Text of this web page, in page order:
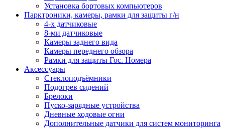
Установка бортовых компьютеров
Парктроники, камеры, рамки для защиты г/н
4-х датчиковые
8-ми датчиковые
Камеры заднего вида
Камеры переднего обзора
Рамки для защиты Гос. Номера
Аксессуары
Стеклоподъёмники
Подогрев сидений
Брелоки
Пуско-зарядные устройства
Дневные ходовые огни
Дополнительные датчики для систем мониторинга